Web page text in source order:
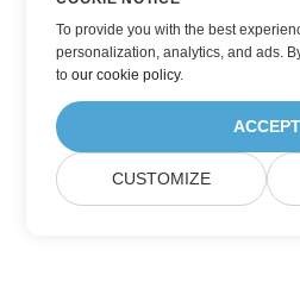
To provide you with the best
personalization, analytics, and ads.
toour cookie policy.
ACCEPT
CUSTOMIZE